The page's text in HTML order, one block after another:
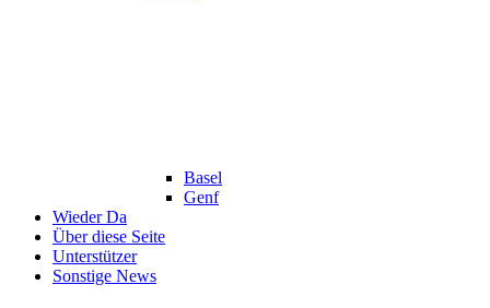
Basel
Genf
Wieder Da
Über diese Seite
Unterstützer
Sonstige News